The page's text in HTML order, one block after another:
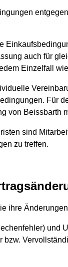
auch für
Einzelfall
Für
von Beissbarth
sind
zu treffen.
ihre